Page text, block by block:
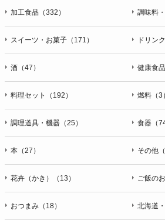
す。これらには、お客様のお名前、ご住
個人情報に関する問合わせ窓口
個人情報保護管理者：オペレーション部
〒106-0044 東京都港区東麻布一丁目２
ビル４階
ＦＡＸ：047-401-6847
加工食品（332） 調味料
スイーツ・お菓子（171） ドリン
酒（47） 健康食
料理セット（192） 燃料（3）
調理道具・機器（25） 食器（74
本（27） その他（
花卉（かき）（13） ご飯の
おつまみ（18） 北海道